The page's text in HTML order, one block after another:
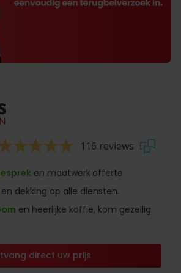
116 reviews
en maatwerk offerte
en dekking op alle diensten.
en heerlijke koffie, kom gezellig
direct uw prijs